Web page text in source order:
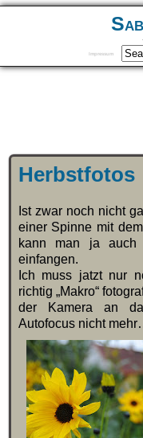
Impressum
Herbstfotos
Ist zwar noch nicht
einer Spinne mit
kann man ja auch
einfangen.
Ich muss jatzt nur
richtig „Makro“
der Kamera an
Autofocus nicht